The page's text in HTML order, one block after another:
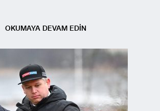
OKUMAYA DEVAM EDİN